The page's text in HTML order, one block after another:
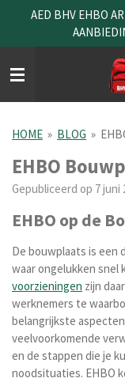
naar
de
hoofdinhoud
AED BHV EHBO
HOME » BLOG »
EHBO
Gepubliceerd op 7 juni
EHBO op de
De bouwplaats is een
waar ongelukken snel
voorzieningen zijn
werknemers te
belangrijkste
veelvoorkomende
en de stappen die je
noodsituaties. EHBO